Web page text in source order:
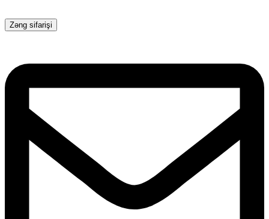
Zəng sifarişi